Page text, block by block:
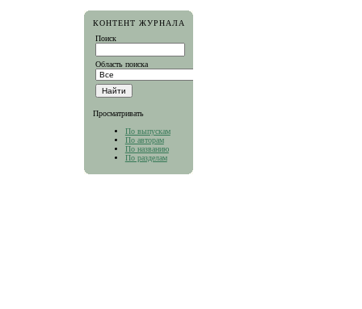
КОНТЕНТ ЖУРНАЛА
Поиск
Область поиска
Просматривать
По выпускам
По авторам
По названию
По разделам